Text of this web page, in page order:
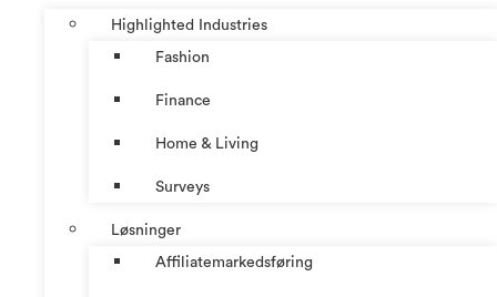
Highlighted Industries
Fashion
Finance
Home & Living
Surveys
Løsninger
Affiliatemarkedsføring